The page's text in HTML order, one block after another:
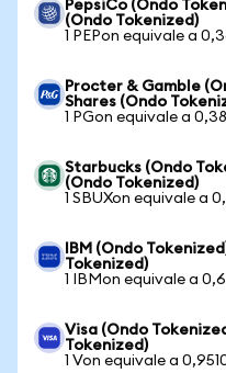
PepsiCo (Ondo
(Ondo Tokenized)
1 PEPon equivale a
Procter & Gamble
Shares (Ondo
1 PGon equivale a
Starbucks (Ondo
(Ondo Tokenized)
1 SBUXon equivale a
IBM (Ondo
Tokenized)
1 IBMon equivale a
Visa (Ondo
Tokenized)
1 Von equivale a